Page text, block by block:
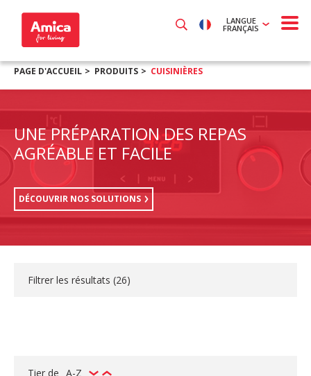
LANGUE
FRANÇAIS
PAGE D'ACCUEIL PRODUITS CUISINIÈRES
UNE PRÉPARATION DES REPAS
AGRÉABLE ET FACILE
DÉCOUVRIR NOS SOLUTIONS
Filtrer les résultats (26)
Tier de A-Z